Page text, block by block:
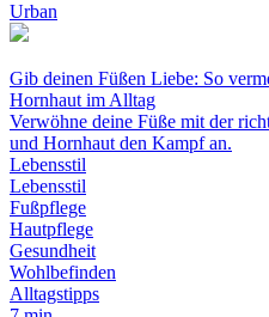
Urban
Gib deinen Füßen Liebe: So
Hornhaut im Alltag
Verwöhne deine Füße mit der
und Hornhaut den Kampf an.
Lebensstil
Lebensstil
Fußpflege
Hautpflege
Gesundheit
Wohlbefinden
Alltagstipps